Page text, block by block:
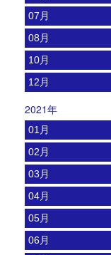
07月
08月
10月
12月
2021年
01月
02月
03月
04月
05月
06月